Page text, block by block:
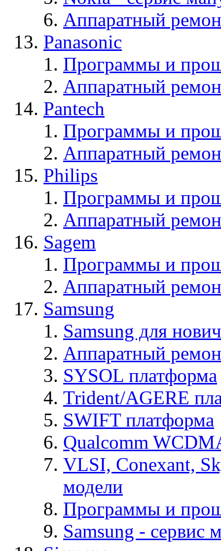
Аппаратный
Panasonic
Программы и
Аппаратный
Pantech
Программы и
Аппаратный
Philips
Программы и
Аппаратный
Sagem
Программы и
Аппаратный
Samsung
Samsung для
Аппаратный
SYSOL платформа
Trident/AGERE
SWIFT платформа
Qualcomm
VLSI, Conexant,
модели
Программы и
Samsung - cервис